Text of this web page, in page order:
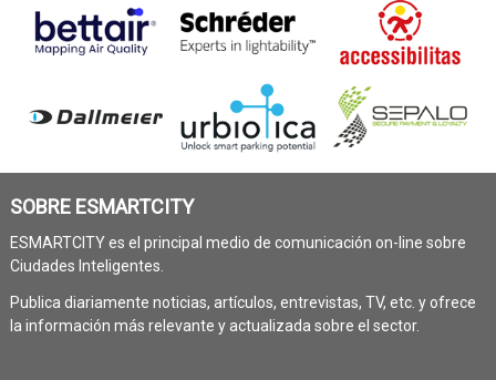
SOBRE ESMARTCITY
ESMARTCITY es el principal medio de comunicación on-line sobre
Ciudades Inteligentes.
Publica diariamente noticias, artículos, entrevistas, TV, etc. y ofrece
la información más relevante y actualizada sobre el sector.